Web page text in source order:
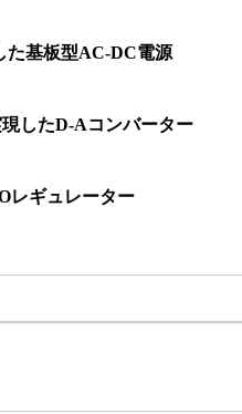
た基板型AC-DC電源
したD-Aコンバーター
レギュレーター